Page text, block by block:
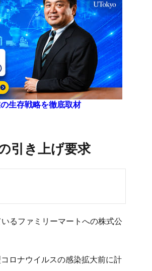
生存戦略を徹底取材
の引き上げ要求
るファミリーマートへの株式公
ロナウイルスの感染拡大前に計